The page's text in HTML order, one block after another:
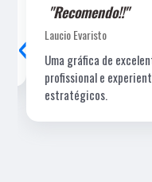
"Recomendo!!"
Laucio Evaristo
Uma gráfica de
profissional e
estratégicos.
‹